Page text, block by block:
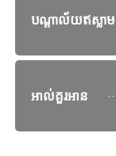
បណ្តាល័យឥស្លាម
អាល់គួរអាន